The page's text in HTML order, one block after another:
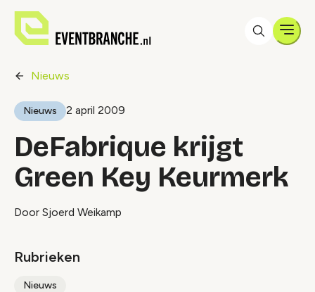
Nieuws
Nieuws 2 april 2009
DeFabrique krijgt
Green Key Keurmerk
Door Sjoerd Weikamp
Rubrieken
Nieuws